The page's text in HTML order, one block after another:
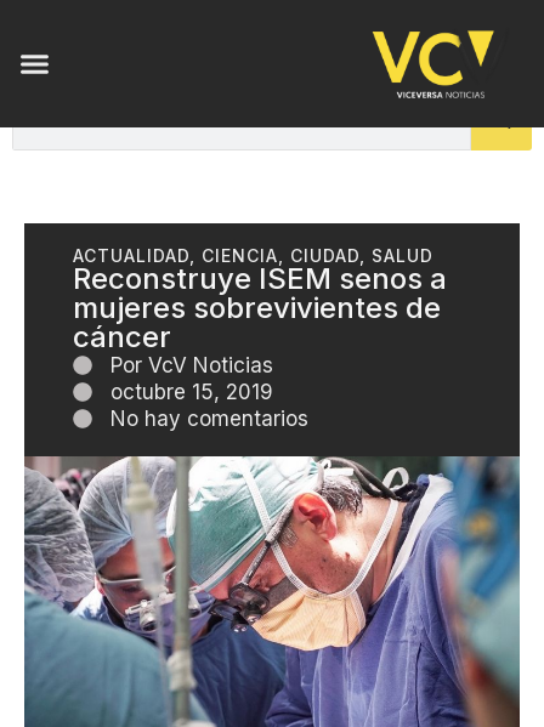
ACTUALIDAD CIENCIA CIUDAD SALUD
Reconstruye ISEM senos a
mujeres sobrevivientes de
cáncer
Por VcV Noticias
octubre 15, 2019
No hay comentarios